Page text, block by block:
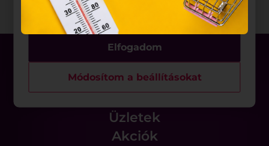
Üzletek
Akciók
hozzájárulását kell kérniük.
Elfogadom
Módosítom a beállításokat